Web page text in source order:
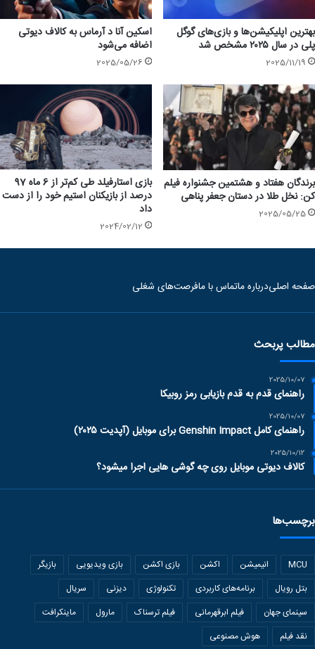
بهترین اپلیکیشن‌ها و بازی‌های گوگل
پلی در سال ۲۰۲۵ مشخص شد
2025/11/19
اسکین آنا د آرماس به کالاف دیوتی
اضافه می‌شود
2025/05/26
برندگان هفتاد و هشتمین جشنواره فیلم
کن: نخل طلا در دستان جعفر پناهی
2025/05/25
بازی استارفیلد طی کم‌تر از 6 ماه 97
درصد از بازیکنان استیم خود را از دست
داد
2024/02/12
صفحه اصلیدرباره ماتماس با مافرصت‌های شغلی
مطالب پربحث
2025/10/07
راهنمای قدم به قدم بازیابی رمز روبیکا
2025/10/07
راهنمای کامل Genshin Impact برای موبایل (آپدیت ۲۰۲۵)
2025/10/12
کالاف دیوتی موبایل روی چه گوشی هایی اجرا میشود؟
برچسب‌ها
MCU انیمیشن اکشن بازی اکشن بازی ویدیویی
بازیگر
بتل رویال
برنامه‌های کاربردی تکنولوژی دیزنی
سریال
سینمای جهان
فیلم ابرقهرمانی فیلم ترسناک مارول
ماینکرافت
نقد فیلم
هوش مصنوعی